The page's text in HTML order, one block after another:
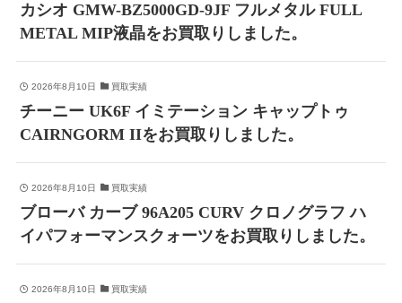
カシオ GMW-BZ5000GD-9JF フルメタル FULL
METAL MIP液晶をお買取りしました。
2026年8月10日 買取実績
チーニー UK6F イミテーション キャップトゥ
CAIRNGORM IIをお買取りしました。
2026年8月10日 買取実績
ブローバ カーブ 96A205 CURV クロノグラフ ハ
イパフォーマンスクォーツをお買取りしました。
2026年8月10日 買取実績